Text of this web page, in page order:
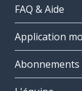
FAQ & Aide
Application
Abonnements